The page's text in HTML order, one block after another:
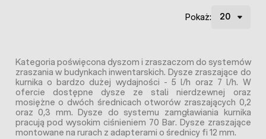
Pokaż:
Kategoria poświęcona dyszom i zraszaczom do systemów
zraszania w budynkach inwentarskich. Dysze zraszające do
kurnika o bardzo dużej wydajności - 5 l/h oraz 7 l/h. W
ofercie dostępne dysze ze stali nierdzewnej oraz
mosiężne o dwóch średnicach otworów zraszających 0,2
oraz 0,3 mm. Dysze do systemu zamgławiania kurnika
pracują pod wysokim ciśnieniem 70 Bar. Dysze zraszające
montowane na rurach z adapterami o średnicy fi 12 mm.